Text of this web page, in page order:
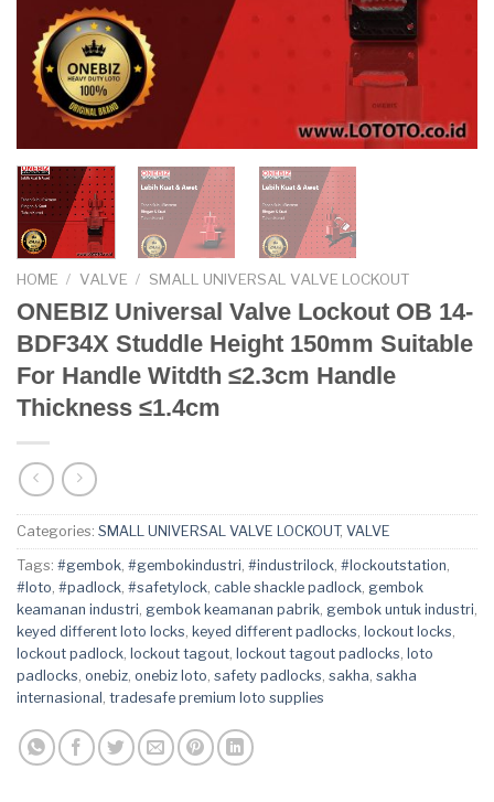
HOME / VALVE / SMALL UNIVERSAL VALVE LOCKOUT
ONEBIZ Universal Valve Lockout OB 14-
BDF34X Studdle Height 150mm Suitable
For Handle Witdth ≤2.3cm Handle
Thickness ≤1.4cm
Categories: SMALL UNIVERSAL VALVE LOCKOUT, VALVE
Tags: #gembok, #gembokindustri, #industrilock, #lockoutstation,
#loto, #padlock, #safetylock, cable shackle padlock, gembok
keamanan industri, gembok keamanan pabrik, gembok untuk industri,
keyed different loto locks, keyed different padlocks, lockout locks,
lockout padlock, lockout tagout, lockout tagout padlocks, loto
padlocks, onebiz, onebiz loto, safety padlocks, sakha, sakha
internasional , tradesafe premium loto supplies